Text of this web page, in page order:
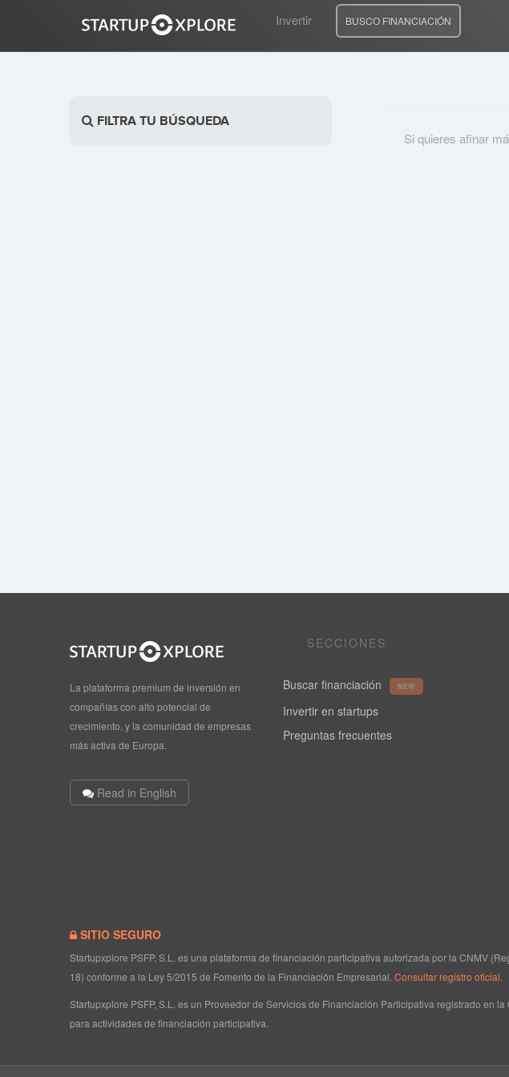
Invertir BUSCO FINANCIACIÓN
FILTRA TU BÚSQUEDA
Si quieres afinar
La plataforma premium de inversión en
compañías con alto potencial de
crecimiento, y la comunidad de empresas
más activa de Europa.
Read in English
SECCIONES
Buscar financiación NEW
Invertir en startups
Preguntas frecuentes
SITIO SEGURO
Startupxplore PSFP, S.L. es una plataforma de financiación participativa autorizada por la CNMV
18) conforme a la Ley 5/2015 de Fomento de la Financiación Empresarial. Consultar registro oficial
Startupxplore PSFP, S.L. es un Proveedor de Servicios de Financiación Participativa registrado en la
para actividades de financiación participativa.